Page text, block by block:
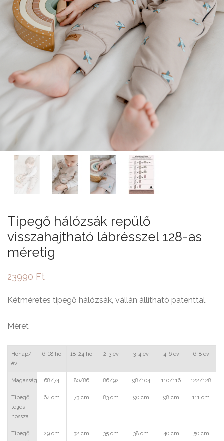
Tipegő hálózsák repülő
visszahajtható lábrésszel 128-as
méretig
23990 Ft
Kétméretes tipegő hálózsák, vállán állítható patenttal.
Méret
Hónap/
év
6-18 hó 18-24 hó 2-3 év 3-4 év 4-6 év 6-8 év
Magasság 68/74 80/86 86/92 98/104 110/116 122/128
Tipegő
teljes
hossza
64 cm 73 cm 83 cm 90 cm 98 cm 111 cm
Tipegő
29 cm 32 cm 35 cm 38 cm 40 cm 50 cm